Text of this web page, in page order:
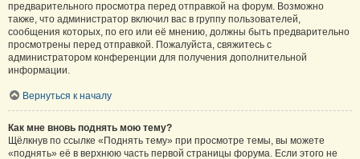
предварительного просмотра перед отправкой на форум. Возможно
также, что администратор включил вас в группу пользователей,
сообщения которых, по его или её мнению, должны быть предварительно
просмотрены перед отправкой. Пожалуйста, свяжитесь с
администратором конференции для получения дополнительной
информации.
Вернуться к началу
Как мне вновь поднять мою тему?
Щёлкнув по ссылке «Поднять тему» при просмотре темы, вы можете
«поднять» её в верхнюю часть первой страницы форума. Если этого не